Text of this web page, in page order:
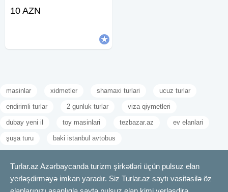
gəzintisi.Şirkətlədə iş qebul olunur.
10 AZN
masinlar xidmetler shamaxi turlari ucuz turlar
endirimli turlar 2 gunluk turlar viza qiymetleri
dubay yeni il toy masinlari tezbazar.az ev elanlari
şuşa turu baki istanbul avtobus
Turlar.az Azərbaycanda turizm şirkətləri üçün pulsuz elan
yerləşdirməyə imkan yaradır. Siz Turlar.az saytı vasitəsilə öz